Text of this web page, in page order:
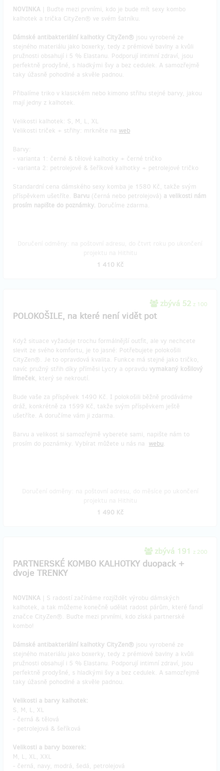
NOVINKA | Buďte mezi prvními, kdo je bude mít sexy kombo
kalhotek a trička CityZen® ve svém šatníku.
Dámské antibakteriální kalhotky CityZen® jsou vyrobené ze
stejného materiálu jako boxerky, tedy z prémiové bavlny a kvůli
pružnosti obsahují i 5 % Elastanu. Podporují intimní zdraví, jsou
perfektně prodyšné, s hladkými švy a bez cedulek. A samozřejmě
taky úžasně pohodlné a skvěle padnou.
Přibalíme triko v klasickém nebo kimono střihu stejné barvy, jakou
mají jedny z kalhotek.
Velikosti kalhotek: S, M, L, XL
Velikosti triček + střihy: mrkněte na web
Barvy:
- varianta 1: černé & tělové kalhotky + černé tričko
- varianta 2: petrolejové & šeříkové kalhotky + petrolejové tričko
Standardní cena dámského sexy komba je 1580 Kč, takže svým
příspěvkem ušetříte. Barvu (černá nebo petrolejová) a velikosti nám
prosím napište do poznámky. Doručíme zdarma.
1 410 Kč
zbývá 52 z 100
POLOKOŠILE, na které není vidět pot
Když situace vyžaduje trochu formálnější outfit, ale vy nechcete
slevit ze svého komfortu, je to jasné: Potřebujete polokošili
CityZen®. Je to opravdová kvalita. Funkce má stejné jako tričko,
navíc pružný střih díky příměsi Lycry a opravdu vymakaný košilový
límeček, který se nekroutí.
Bude vaše za příspěvek 1490 Kč. I polokošili běžně prodáváme
dráž, konkrétně za 1599 Kč, takže svým příspěvkem ještě
ušetříte. A doručíme vám ji zdarma.
Barvu a velikost si samozřejmě vyberete sami, napište nám to
prosím do poznámky. Vybírat můžete u nás na webu.
1 490 Kč
zbývá 191 z 200
PARTNERSKÉ KOMBO KALHOTKY duopack +
dvoje TRENKY
NOVINKA | S radostí začínáme rozjíždět výrobu dámských
kalhotek, a tak můžeme konečně udělat radost párům, které fandí
značce CityZen®. Buďte mezi prvními, kdo získá partnerské
kombo!
Dámské antibakteriální kalhotky CityZen® jsou vyrobené ze
stejného materiálu jako boxerky, tedy z prémiové bavlny a kvůli
pružnosti obsahují i 5 % Elastanu. Podporují intimní zdraví, jsou
perfektně prodyšné, s hladkými švy a bez cedulek. A samozřejmě
taky úžasně pohodlné a skvěle padnou.
Velikosti a barvy kalhotek:
S, M, L, XL
- černá & tělová
- petrolejová & šeříková
Velikosti a barvy boxerek:
M, L, XL, XXL
- černá, navy, modrá, šedá, petrolejová